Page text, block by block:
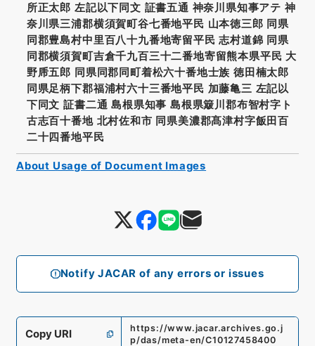
Notify JACAR of any errors or issues
所正太郎 左記以下同文 証書五通 神奈川県知事アテ 神
奈川県三浦郡横須賀町谷七番地平民 山本徳三郎 同県
同郡豊島村中里百八十九番地寄留平民 志村道錦 同県
同郡横須賀町吉倉千九百三十二番地寄留熊本県平民 大
野乕五郎 同県同郡同町着松六十番地士族 徳田楠太郎
同県足柄下郡福浦村六十三番地平民 加藤亀三 左記以
下同文 証書二通 島根県知事 島根県簸川郡布智村字ト
古志百十番地 北村佐和市 同県美濃郡髙津村字飯田百
二十四番地平民
Copy URI
https://www.jacar.archives.go.j
p/das/meta-en/C10127458400
About Usage of Document Images